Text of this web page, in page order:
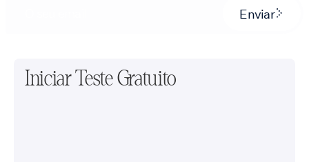
Enviar
Iniciar Teste Gratuito